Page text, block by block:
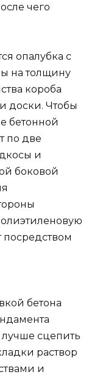
чего
опалубка с
на толщину
короба
доски. Чтобы
бетонной
по две
и
боковой
бетона
лучше сцепить
раствор
и